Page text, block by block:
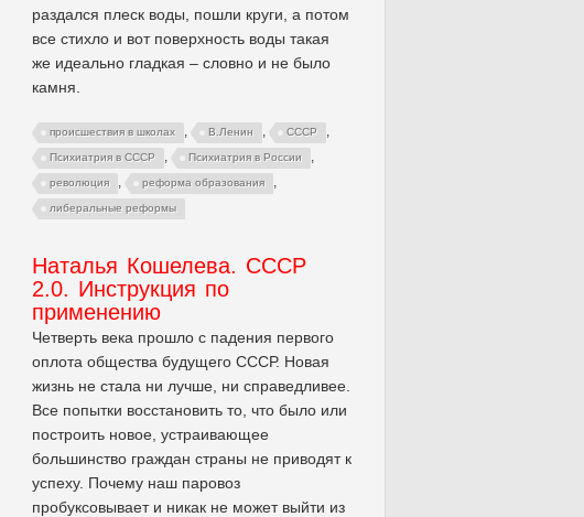
раздался плеск воды, пошли круги, а потом
все стихло и вот поверхность воды такая
же идеально гладкая – словно и не было
камня.
происшествия в школах , В.Ленин , СССР ,
Психиатрия в СССР , Психиатрия в России ,
революция , реформа образования ,
либеральные реформы
Наталья Кошелева. СССР
2.0. Инструкция по
применению
Четверть века прошло с падения первого
оплота общества будущего СССР. Новая
жизнь не стала ни лучше, ни справедливее.
Все попытки восстановить то, что было или
построить новое, устраивающее
большинство граждан страны не приводят к
успеху. Почему наш паровоз
пробуксовывает и никак не может выйти из